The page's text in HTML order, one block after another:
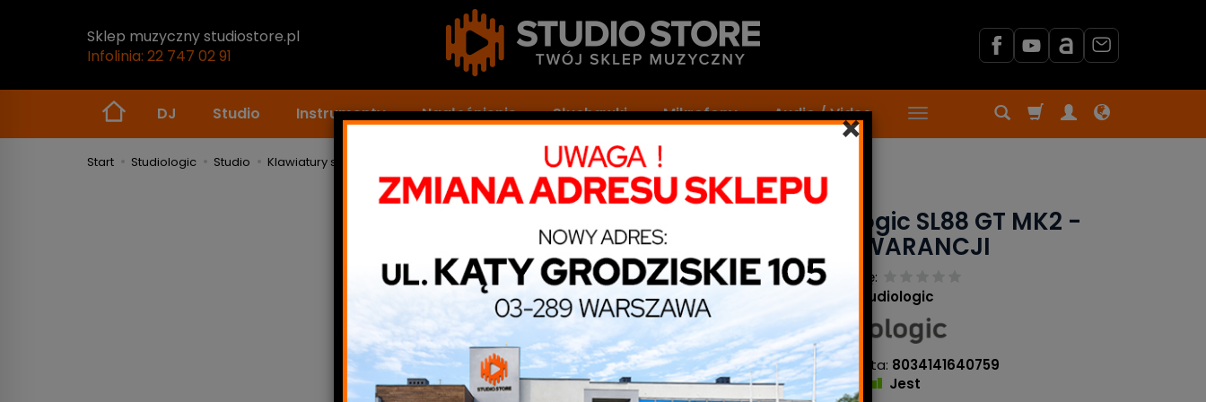
×
Sklep muzyczny studiostore.pl
Infolinia: 22 747 02 91
DJ Studio Instrumenty Nagłośnienie Słuchawki Mikrofony Audio / Video
Start Studiologic Studio Klawiatury sterujące Studiologic SL88 GT MK2 - 5 LAT GWARANCJI
Studiologic SL88 GT MK2 -
5 LAT GWARANCJI
Dodaj recenzję:
Studiologic
Kod producenta: 8034141640759
Dostępność:
Jest